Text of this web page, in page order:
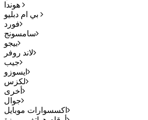
فورد
سامسونج
بيجو
لاند روفر
جيب
ايسوزو
لكزس
أخرى
جوال
اكسسوارات موبايل